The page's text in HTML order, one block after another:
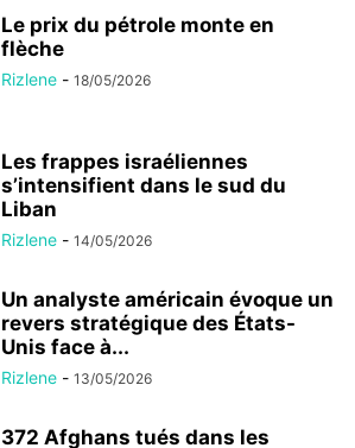
Le prix du pétrole monte en
flèche
Rizlene - 18/05/2026
Les frappes israéliennes
s’intensifient dans le sud du
Liban
Rizlene - 14/05/2026
Un analyste américain évoque un
revers stratégique des États-
Unis face à...
Rizlene - 13/05/2026
372 Afghans tués dans les